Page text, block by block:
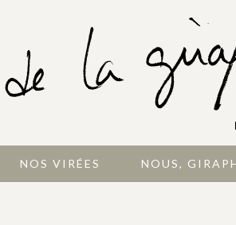
NOS VIRÉES NOUS,